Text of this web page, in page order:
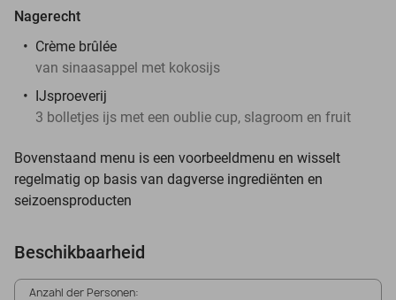
Nagerecht
Crème brûlée
van sinaasappel met kokosijs
IJsproeverij
3 bolletjes ijs met een oublie cup, slagroom en fruit
Bovenstaand menu is een voorbeeldmenu en wisselt
regelmatig op basis van dagverse ingrediënten en
seizoensproducten
Beschikbaarheid
Anzahl der Personen: